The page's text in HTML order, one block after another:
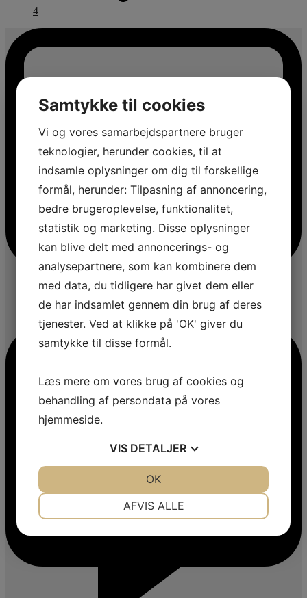
4
Samtykke til cookies
Vi og vores samarbejdspartnere bruger
teknologier, herunder cookies, til at
indsamle oplysninger om dig til forskellige
formål, herunder: Tilpasning af annoncering,
bedre brugeroplevelse, funktionalitet,
statistik og marketing. Disse oplysninger
kan blive delt med annoncerings- og
analysepartnere, som kan kombinere dem
med data, du tidligere har givet dem eller
de har indsamlet gennem din brug af deres
tjenester. Ved at klikke på 'OK' giver du
samtykke til disse formål.
Læs mere om vores brug af cookies og
behandling af persondata på vores
hjemmeside.
VIS DETALJER
AFVIS ALLE
OK